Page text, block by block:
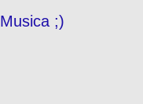
Musica ;)